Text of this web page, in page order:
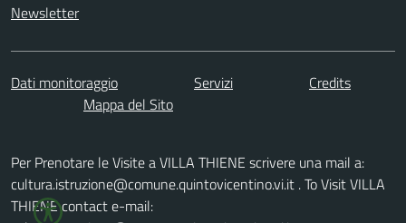
Newsletter
Dati monitoraggio Servizi
Credits
Mappa del Sito
Per Prenotare le Visite a VILLA THIENE scrivere una mail a:
cultura.istruzione@comune.quintovicentino.vi.it . To Visit VILLA
THIENE contact e-mail: